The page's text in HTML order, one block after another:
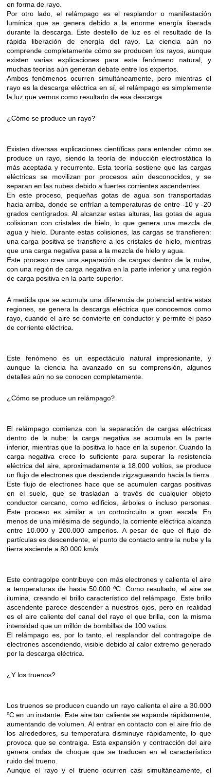
en forma de rayo.
Por otro lado, el relámpago es el resplandor o manifestación
lumínica que se genera debido a la enorme energía liberada
durante la descarga. Este destello de luz es el resultado de la
rápida liberación de energía del rayo. La ciencia aún no
comprende completamente cómo se producen los rayos, aunque
existen varias explicaciones para este fenómeno natural, y
muchas teorías aún generan debate entre los expertos.
Ambos fenómenos ocurren simultáneamente, pero mientras el
rayo es la descarga eléctrica en sí, el relámpago es simplemente
la luz que vemos como resultado de esa descarga.
¿Cómo se produce un rayo?
Existen diversas explicaciones científicas para entender cómo se
produce un rayo, siendo la teoría de inducción electrostática la
más aceptada y recurrente. Esta teoría sostiene que las cargas
eléctricas se movilizan por procesos aún desconocidos, y se
separan en las nubes debido a fuertes corrientes ascendentes.
En este proceso, pequeñas gotas de agua son transportadas
hacia arriba, donde se enfrían a temperaturas de entre -10 y -20
grados centígrados. Al alcanzar estas alturas, las gotas de agua
colisionan con cristales de hielo, lo que genera una mezcla de
agua y hielo. Durante estas colisiones, las cargas se transfieren:
una carga positiva se transfiere a los cristales de hielo, mientras
que una carga negativa pasa a la mezcla de hielo y agua.
Este proceso crea una separación de cargas dentro de la nube,
con una región de carga negativa en la parte inferior y una región
de carga positiva en la parte superior.
A medida que se acumula una diferencia de potencial entre estas
regiones, se genera la descarga eléctrica que conocemos como
rayo, cuando el aire se convierte en conductor y permite el paso
de corriente eléctrica.
Este fenómeno es un espectáculo natural impresionante, y
aunque la ciencia ha avanzado en su comprensión, algunos
detalles aún no se conocen completamente.
¿Cómo se produce un relámpago?
El relámpago comienza con la separación de cargas eléctricas
dentro de la nube: la carga negativa se acumula en la parte
inferior, mientras que la positiva lo hace en la superior. Cuando la
carga negativa crece lo suficiente para superar la resistencia
eléctrica del aire, aproximadamente a 18.000 voltios, se produce
un flujo de electrones que desciende zigzagueando hacia la tierra.
Este flujo de electrones hace que se acumulen cargas positivas
en el suelo, que se trasladan a través de cualquier objeto
conductor cercano, como edificios, árboles o incluso personas.
Este proceso es similar a un cortocircuito a gran escala. En
menos de una milésima de segundo, la corriente eléctrica alcanza
entre 10.000 y 200.000 amperios. A pesar de que el flujo de
partículas es descendente, el punto de contacto entre la nube y la
tierra asciende a 80.000 km/s.
Este contragolpe contribuye con más electrones y calienta el aire
a temperaturas de hasta 50.000 ºC. Como resultado, el aire se
ilumina, creando el brillo característico del relámpago. Este brillo
ascendente parece descender a nuestros ojos, pero en realidad
es el aire caliente del canal del rayo el que brilla, con la misma
intensidad que un millón de bombillas de 100 vatios.
El relámpago es, por lo tanto, el resplandor del contragolpe de
electrones ascendiendo, visible debido al calor extremo generado
por la descarga eléctrica.
¿Y los truenos?
Los truenos se producen cuando un rayo calienta el aire a 30.000
ºC en un instante. Este aire tan caliente se expande rápidamente,
aumentando de volumen. Al entrar en contacto con el aire frío de
los alrededores, su temperatura disminuye rápidamente, lo que
provoca que se contraiga. Esta expansión y contracción del aire
genera ondas de choque que se traducen en el característico
ruido del trueno.
Aunque el rayo y el trueno ocurren casi simultáneamente, el